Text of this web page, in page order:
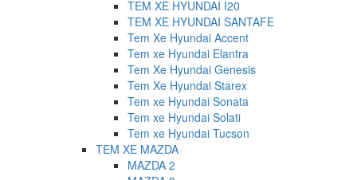
TEM XE HYUNDAI I20
TEM XE HYUNDAI SANTAFE
Tem Xe Hyundai Accent
Tem xe Hyundai Elantra
Tem Xe Hyundai Genesis
Tem Xe Hyundai Starex
Tem xe Hyundai Sonata
Tem xe Hyundai Solati
Tem xe Hyundai Tucson
TEM XE MAZDA
MAZDA 2